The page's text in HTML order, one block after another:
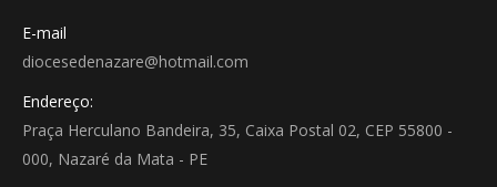
E-mail
diocesedenazare@hotmail.com
Endereço:
Praça Herculano Bandeira, 35, Caixa Postal 02, CEP 55800 -
000, Nazaré da Mata - PE